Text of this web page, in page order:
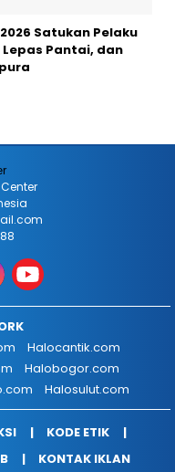
Satukan Pelaku
Pantai, dan
Halocantik.com
Halobogor.com
Halosulut.com
KODE ETIK
KONTAK IKLAN